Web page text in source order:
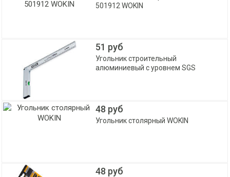
501912 WOKIN
51 руб
Угольник строительный
алюминиевый с уровнем SGS
48 руб
Угольник столярный WOKIN
48 руб